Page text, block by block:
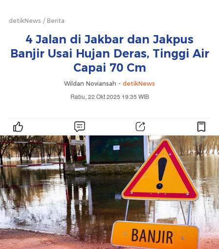
detikNews Berita
4 Jalan di Jakbar dan Jakpus
Banjir Usai Hujan Deras, Tinggi Air
Capai 70 Cm
Wildan Noviansah - detikNews
Rabu, 22 Okt 2025 19:35 WIB